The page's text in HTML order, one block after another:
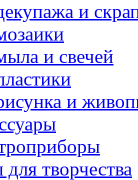
и
и свечей
и
творчества